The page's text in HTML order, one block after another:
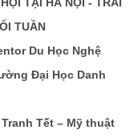
TUẦN
Du Học Nghệ
Đại Học Danh
Tết – Mỹ thuật